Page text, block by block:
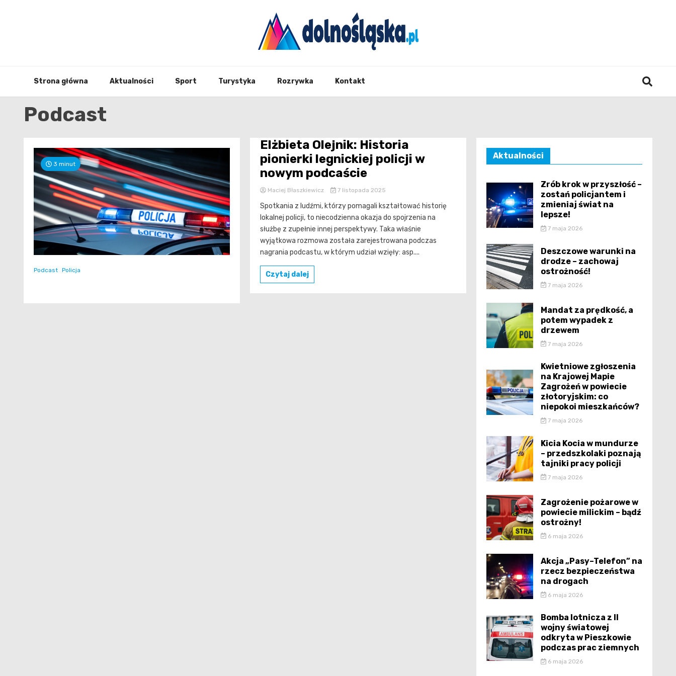
Strona główna Aktualności Sport Turystyka Rozrywka Kontakt
Podcast
3 minut
Podcast Policja
Elżbieta Olejnik: Historia
pionierki legnickiej policji w
nowym podcaście
Maciej Błaszkiewicz 7 listopada 2025
Spotkania z ludźmi, którzy pomagali kształtować historię
lokalnej policji, to niecodzienna okazja do spojrzenia na
służbę z zupełnie innej perspektywy. Taka właśnie
wyjątkowa rozmowa została zarejestrowana podczas
nagrania podcastu, w którym udział wzięły: asp....
Czytaj dalej
Aktualności
Zrób krok w przyszłość –
zostań policjantem i
zmieniaj świat na
lepsze!
7 maja 2026
Deszczowe warunki na
drodze – zachowaj
ostrożność!
7 maja 2026
Mandat za prędkość, a
potem wypadek z
drzewem
7 maja 2026
Kwietniowe zgłoszenia
na Krajowej Mapie
Zagrożeń w powiecie
złotoryjskim: co
niepokoi mieszkańców?
7 maja 2026
Kicia Kocia w mundurze
– przedszkolaki poznają
tajniki pracy policji
7 maja 2026
Zagrożenie pożarowe w
powiecie milickim – bądź
ostrożny!
6 maja 2026
Akcja „Pasy–Telefon” na
rzecz bezpieczeństwa
na drogach
6 maja 2026
Bomba lotnicza z II
wojny światowej
odkryta w Pieszkowie
podczas prac ziemnych
6 maja 2026